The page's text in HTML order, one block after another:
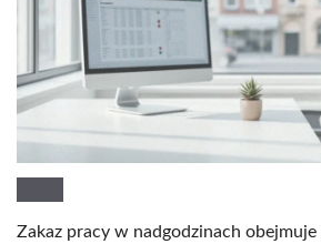
Zakaz pracy w nadgodzinach